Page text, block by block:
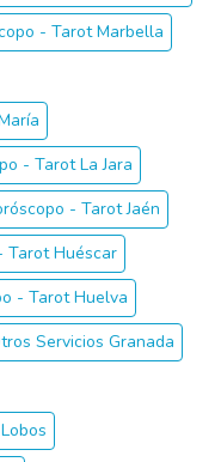
- Tarot Marbella
- Tarot La Jara
- Tarot Jaén
Tarot Huéscar
- Tarot Huelva
Servicios Granada